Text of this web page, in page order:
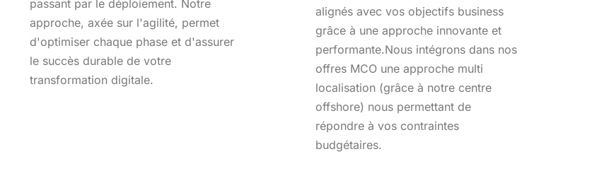
passant par le déploiement. Notre
approche, axée sur l'agilité, permet
d'optimiser chaque phase et d'assurer
le succès durable de votre
transformation digitale.
alignés avec vos objectifs business
grâce à une approche innovante et
performante.​ Nous intégrons dans nos
offres MCO une approche multi
localisation (grâce à notre centre
offshore) nous permettant de
répondre à vos contraintes
budgétaires.